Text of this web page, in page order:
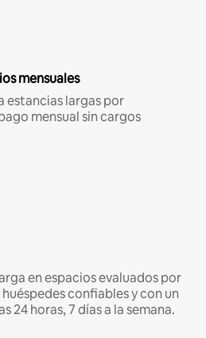
mensuales
estancias largas por
mensual sin cargos
en espacios evaluados por
confiables y con un
24 horas, 7 días a la semana.